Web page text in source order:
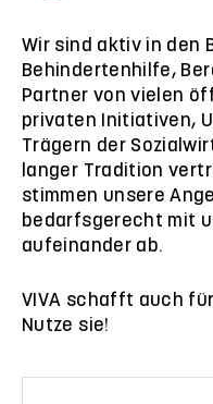
Wir sind aktiv in den
Behindertenhilfe,
Partner von vielen
privaten Initiativen,
Trägern der
langer Tradition
stimmen unsere
bedarfsgerecht mit
aufeinander ab.
VIVA schafft auch
Nutze sie!